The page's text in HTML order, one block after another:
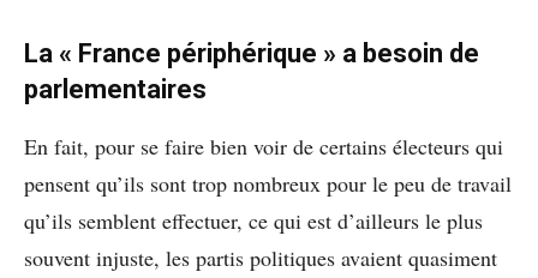
La « France périphérique » a besoin de
parlementaires
En fait, pour se faire bien voir de certains électeurs qui
pensent qu’ils sont trop nombreux pour le peu de travail
qu’ils semblent effectuer, ce qui est d’ailleurs le plus
souvent injuste, les partis politiques avaient quasiment